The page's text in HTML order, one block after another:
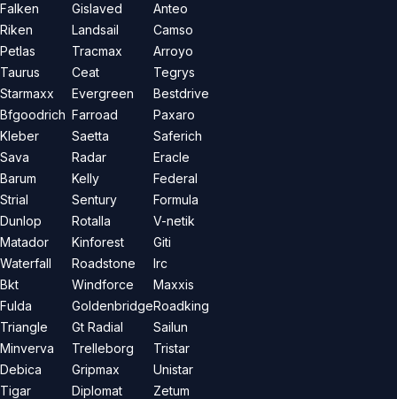
Falken
Riken
Petlas
Taurus
Starmaxx
Bfgoodrich
Kleber
Sava
Barum
Strial
Dunlop
Matador
Waterfall
Bkt
Fulda
Triangle
Minverva
Debica
Tigar
Gislaved
Landsail
Tracmax
Ceat
Evergreen
Farroad
Saetta
Radar
Kelly
Sentury
Rotalla
Kinforest
Roadstone
Windforce
Goldenbridge
Gt Radial
Trelleborg
Gripmax
Diplomat
Anteo
Camso
Arroyo
Tegrys
Bestdrive
Paxaro
Saferich
Eracle
Federal
Formula
V-netik
Giti
Irc
Maxxis
Roadking
Sailun
Tristar
Unistar
Zetum